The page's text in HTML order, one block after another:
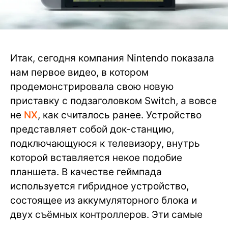
Итак, сегодня компания Nintendo показала
нам первое видео, в котором
продемонстрировала свою новую
приставку с подзаголовком Switch, а вовсе
не NX, как считалось ранее. Устройство
представляет собой док-станцию,
подключающуюся к телевизору, внутрь
которой вставляется некое подобие
планшета. В качестве геймпада
используется гибридное устройство,
состоящее из аккумуляторного блока и
двух съёмных контроллеров. Эти самые